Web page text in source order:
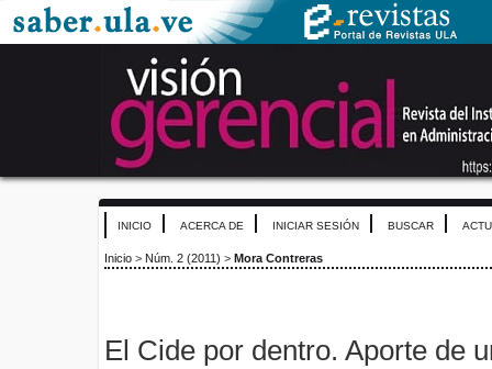
INICIO ACERCA DE INICIAR SESIÓN BUSCAR
Inicio > Núm. 2 (2011) > Mora Contreras
El Cide por dentro. Aporte de